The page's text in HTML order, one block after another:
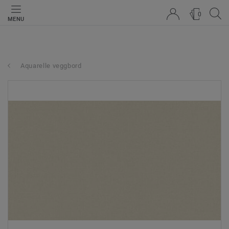
MENU
0
Aquarelle veggbord